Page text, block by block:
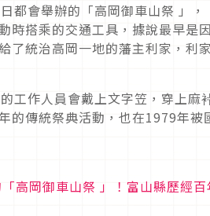
都會舉辦的「高岡御車山祭 」
時搭乘的交通工具，據說最早是
了統治高岡一地的藩主利家，利
工作人員會戴上文字笠，穿上麻
的傳統祭典活動，也在1979年被
高岡御車山祭 」！富山縣歷經